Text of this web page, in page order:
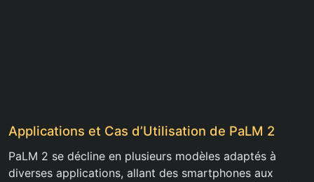
Applications et Cas d’Utilisation de PaLM 2
PaLM 2 se décline en plusieurs modèles adaptés à
diverses applications, allant des smartphones aux